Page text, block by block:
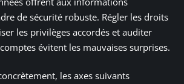
de sécurité robuste. Régler les droits
les privilèges accordés et auditer
évitent les mauvaises surprises.
les axes suivants